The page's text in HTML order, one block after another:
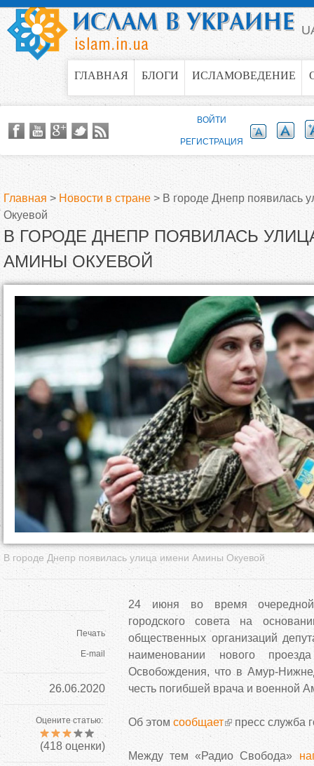
Jump to navigation
ГЛАВНАЯ БЛОГИ ИСЛАМОВЕДЕНИЕ
В
ы
з
Главная > Новости в стране > В городе Днепр появилась
Окуевой
В ГОРОДЕ ДНЕПР ПОЯВИЛАСЬ
АМИНЫ ОКУЕВОЙ
В городе Днепр появилась улица имени Амины Окуевой
Печать
E-mail
26.06.2020
Оцените статью:
(418оценки)
24 июня во время очередной
городского совета на
общественных организаций
наименовании нового
Освобождения, что в Амур-
честь погибшей врача и военной
Об этом сообщает пресс служба
Между тем «Радио Свобода»
ВОЙТИ
РЕГИСТРАЦИЯ